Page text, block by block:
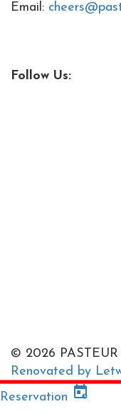
Email:
Follow Us:
© 2026 PASTEUR
Renovated by
Reservation